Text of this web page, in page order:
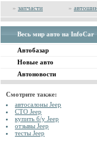
» запчасти »
Весь мир авто на InfoCar
Автобазар
Новые авто
Автоновости
Смотрите также:
автосалоны Jeep
СТО Jeep
купить б/у Jeep
отзывы Jeep
тесты Jeep